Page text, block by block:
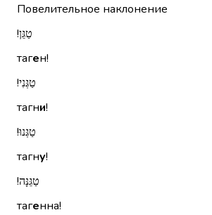
Повелительное наклонение
טַגֵּן!‏
таген!
טַגְּנִי!‏
тагни!
טַגְּנוּ!‏
тагну!
טַגֵּנָּה!‏
тагенна!